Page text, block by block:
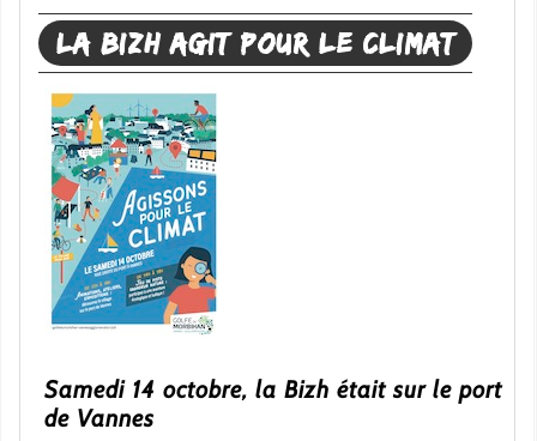
La Bizh agit pour le climat
Samedi 14 octobre, la Bizh était sur le port
de Vannes